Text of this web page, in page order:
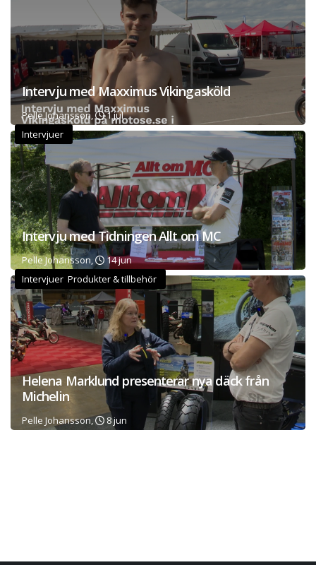
Intervju med Maxximus Vikingasköld
Pelle Johansson,
1 jul
Intervjuer
Intervju med Tidningen Allt om MC
Pelle Johansson,
14 jun
Intervjuer Produkter & tillbehör
Helena Marklund presenterar nya däck från
Michelin
Pelle Johansson, 8 jun